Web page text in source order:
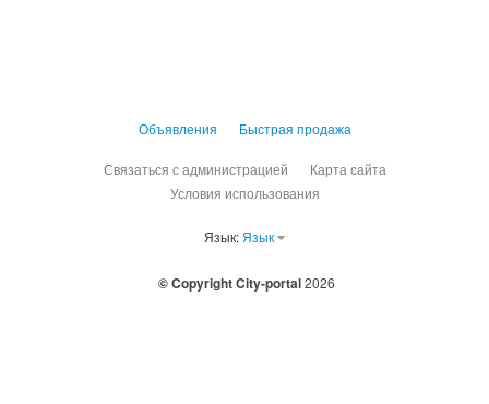
Объявления Быстрая продажа
Связаться с администрацией
Карта сайта
Условия использования
Язык: Язык
© Copyright City-portal2026